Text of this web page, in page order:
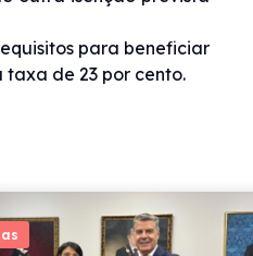
para beneficiar
taxa de 23 por cento.